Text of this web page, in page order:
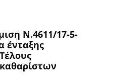
Ν.4611/17-5-
ένταξης